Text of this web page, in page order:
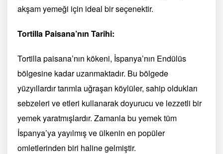
akşam yemeği için ideal bir seçenektir.
Tortilla Paisana’nın Tarihi:
Tortilla paisana’nın kökeni, İspanya’nın Endülüs
bölgesine kadar uzanmaktadır. Bu bölgede
yüzyıllardır tarımla uğraşan köylüler, sahip oldukları
sebzeleri ve etleri kullanarak doyurucu ve lezzetli bir
yemek yaratmışlardır. Zamanla bu yemek tüm
İspanya’ya yayılmış ve ülkenin en popüler
omletlerinden biri haline gelmiştir.